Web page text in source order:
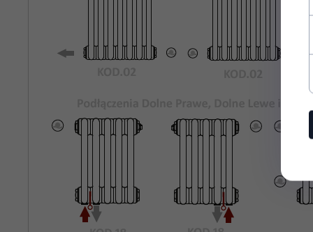
Bocznych:
Maksymalne
Ciśnienie
Temperatura
Pracy: